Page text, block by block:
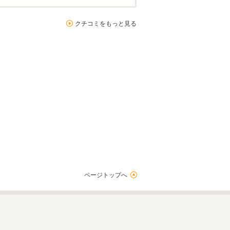
クチコミをもっと見る
ページトップへ